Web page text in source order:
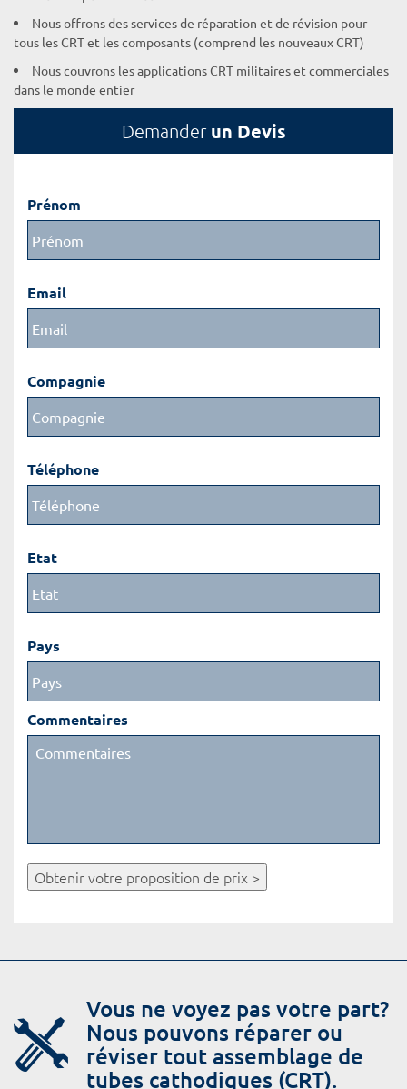
Nous offrons des services de réparation et de révision pour
tous les CRT et les composants (comprend les nouveaux CRT)
Nous couvrons les applications CRT militaires et commerciales
dans le monde entier
Demander un Devis
Prénom
Email
Compagnie
Téléphone
Etat
Pays
Commentaires
Obtenir votre proposition de prix >
Vous ne voyez pas votre part?
Nous pouvons réparer ou
réviser tout assemblage de
tubes cathodiques (CRT).